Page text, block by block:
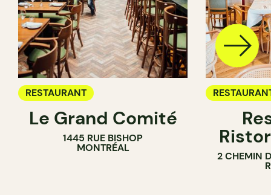
RESTAURANT
Le Grand Comité
1445 RUE BISHOP
MONTRÉAL
2 CHEMIN